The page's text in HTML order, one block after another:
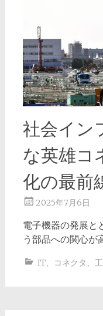
社会イン
な英雄コ
化の最前
2025年7月6日
電子機器の発展と
う部品への関心が
IT、 コネクタ 、